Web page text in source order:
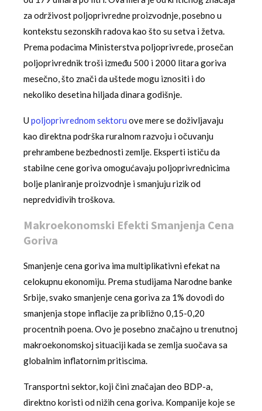
za održivost poljoprivredne proizvodnje, posebno u
kontekstu sezonskih radova kao što su setva i žetva.
Prema podacima Ministerstva poljoprivrede, prosečan
poljoprivrednik troši između 500 i 2000 litara goriva
mesečno, što znači da uštede mogu iznositi i do
nekoliko desetina hiljada dinara godišnje.
Upoljoprivrednom sektoru ove mere se doživljavaju
kao direktna podrška ruralnom razvoju i očuvanju
prehrambene bezbednosti zemlje. Eksperti ističu da
stabilne cene goriva omogućavaju poljoprivrednicima
bolje planiranje proizvodnje i smanjuju rizik od
nepredvidivih troškova.
Makroekonomski Efekti Smanjenja Cena
Goriva
Smanjenje cena goriva ima multiplikativni efekat na
celokupnu ekonomiju. Prema studijama Narodne banke
Srbije, svako smanjenje cena goriva za 1% dovodi do
smanjenja stope inflacije za približno 0,15-0,20
procentnih poena. Ovo je posebno značajno u trenutnoj
makroekonomskoj situaciji kada se zemlja suočava sa
globalnim inflatornim pritiscima.
Transportni sektor, koji čini značajan deo BDP-a,
direktno koristi od nižih cena goriva. Kompanije koje se